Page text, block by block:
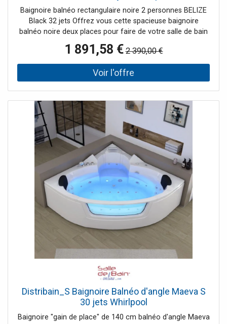
Baignoire balnéo rectangulaire noire 2 personnes BELIZE
Black 32 jets Offrez vous cette spacieuse baignoire
balnéo noire deux places pour faire de votre salle de bain
un véritable temple de bien-être. En effet, cette grande
baignoire balnéo rectangulaire offre deux larges places
côte à côte pour des moment de détente partagée. Les
32 jets hydromassant prendront soin de vous de la tête
soulagent les tensions musculaires en propulsant de fines
bulles sous votre corps. 4 Buses d'eau dorsales par place
vous massent de manière tonique. Les turbobuses
latérales et plantaires viennent compléter le tout. Le
régulateur de pression permet d'intensifier les massages.
Un spot subaquatique permet de combiner la
chromothérapie à la balnéothérapie pour libérer
également l'esprit. Le + : Ses 3 tabliers permettent de la
placer dans l'angle de votre choix!
1 891,58 € 2 390,00 €
Distribain_S Baignoire Balnéo d'angle Maeva S
30 jets Whirlpool
Baignoire "gain de place" de 140 cm balnéo d'angle Maeva